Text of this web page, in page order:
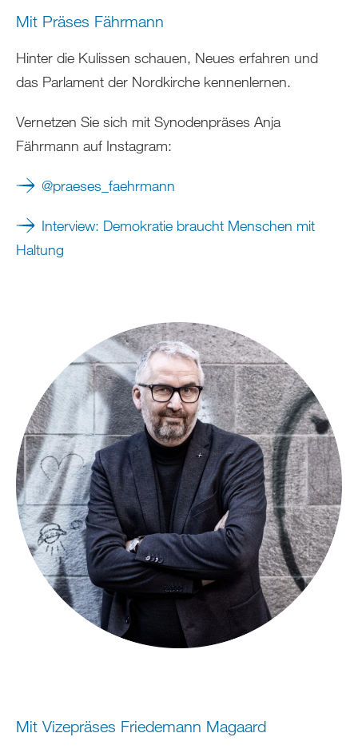
Mit Präses Fährmann
Hinter die Kulissen schauen, Neues erfahren und
das Parlament der Nordkirche kennenlernen.
Vernetzen Sie sich mit Synodenpräses Anja
Fährmann auf Instagram:
@praeses_faehrmann
Interview: Demokratie braucht Menschen mit
Haltung
Mit Vizepräses Friedemann Magaard